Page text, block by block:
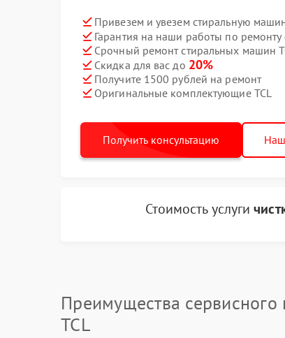
Привезем и увезем стиральную
Гарантия на наши работы по
Срочный ремонт стиральных машин
Скидка для вас до 20%
Получите 1500 рублей на ремонт
Оригинальные комплектующие TCL
Получить консультацию
Стоимость услуги
Преимущества сервисного
TCL